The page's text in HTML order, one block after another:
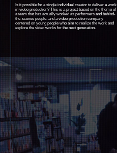
Is it possible for a single individual creator to deliver a work
in video production? This is a project based on the theme of
a team that has actually worked as performers and behind-
the-scenes people, and a video production company
centered on young people who aim to realize the work and
explore the video works for the next generation.